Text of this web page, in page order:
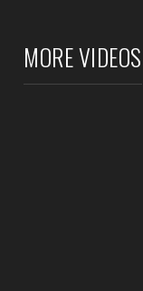
MORE VIDEOS